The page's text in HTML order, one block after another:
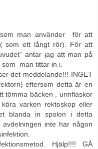
man använder för att
som ett långt rör). För att
antar jag att man på
man tittar in i.
det meddelande!!! INGET
eftersom detta är en
tömma bäcken , urinflaskor
varken rektoskop eller
blanda in spolon i detta
inte har någon
Hjälp!!!! GÅ